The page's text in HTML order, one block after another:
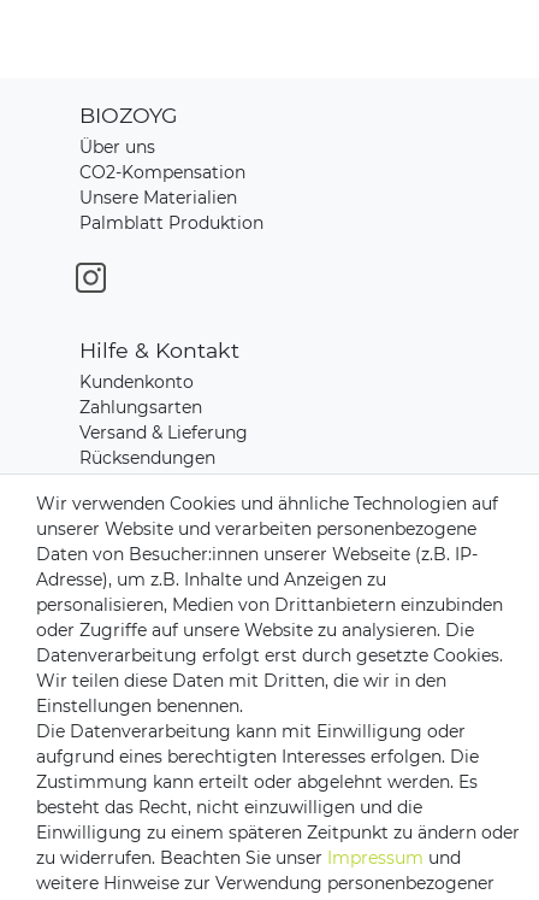
BIOZOYG
Über uns
CO2-Kompensation
Unsere Materialien
Palmblatt Produktion
Hilfe & Kontakt
Kundenkonto
Zahlungsarten
Versand & Lieferung
Rücksendungen
Zahlungsanbieter
Versandpartner
Impressum Daten­schutz­erklärung AGB
Wir verwenden Cookies und ähnliche Technologien auf
unserer Website und verarbeiten personenbezogene
Daten von Besucher:innen unserer Webseite (z.B. IP-
Adresse), um z.B. Inhalte und Anzeigen zu
personalisieren, Medien von Drittanbietern einzubinden
oder Zugriffe auf unsere Website zu analysieren. Die
Datenverarbeitung erfolgt erst durch gesetzte Cookies.
Wir teilen diese Daten mit Dritten, die wir in den
Einstellungen benennen.
Die Datenverarbeitung kann mit Einwilligung oder
aufgrund eines berechtigten Interesses erfolgen. Die
Zustimmung kann erteilt oder abgelehnt werden. Es
besteht das Recht, nicht einzuwilligen und die
Einwilligung zu einem späteren Zeitpunkt zu ändern oder
zu widerrufen. Beachten Sie unser Impressum und
weitere Hinweise zur Verwendung personenbezogener